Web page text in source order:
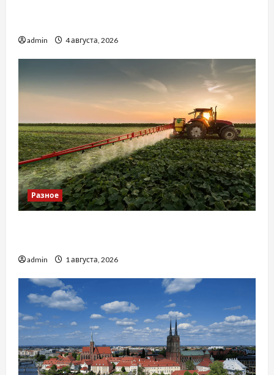
admin 4 августа, 2026
Разное
admin 1 августа, 2026